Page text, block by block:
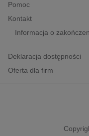
Pomoc
Kontakt
Informacja o
Deklaracja dostępności
Oferta dla firm